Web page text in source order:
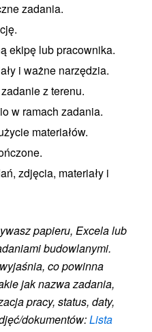
zadania.
ekipę lub pracownika.
i ważne narzędzia.
z terenu.
w ramach zadania.
materiałów.
zdjęcia, materiały i
papieru, Excela lub
budowlanymi.
co powinna
jak nazwa zadania,
pracy, status, daty,
dokumentów:Lista